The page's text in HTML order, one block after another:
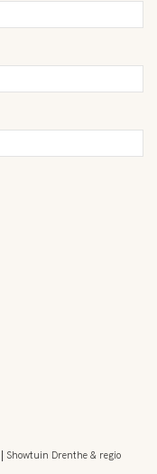
Showtuin Drenthe & regio